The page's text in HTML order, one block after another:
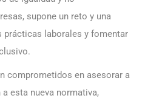
supone un reto y una
prácticas laborales y fomentar
comprometidos en asesorar a
esta nueva normativa,